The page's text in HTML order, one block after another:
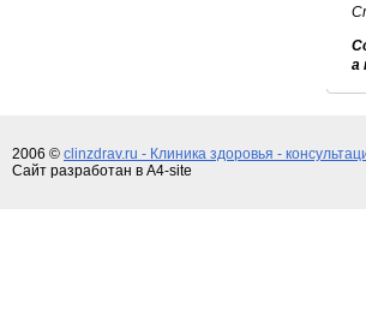
а
2006 © clinzdrav.ru - Клиника здоровья -
Сайт разработан в A4-site